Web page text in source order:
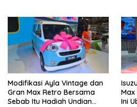
Modifikasi Ayla Vintage dan
Gran Max Retro Bersama
Sebab Itu Hadiah Undian
Max
Ini